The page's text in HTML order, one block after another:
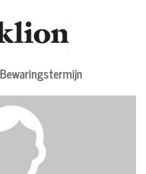
Bewaringstermijn